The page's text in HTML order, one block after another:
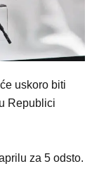
uskoro biti
Republici
za 5 odsto.